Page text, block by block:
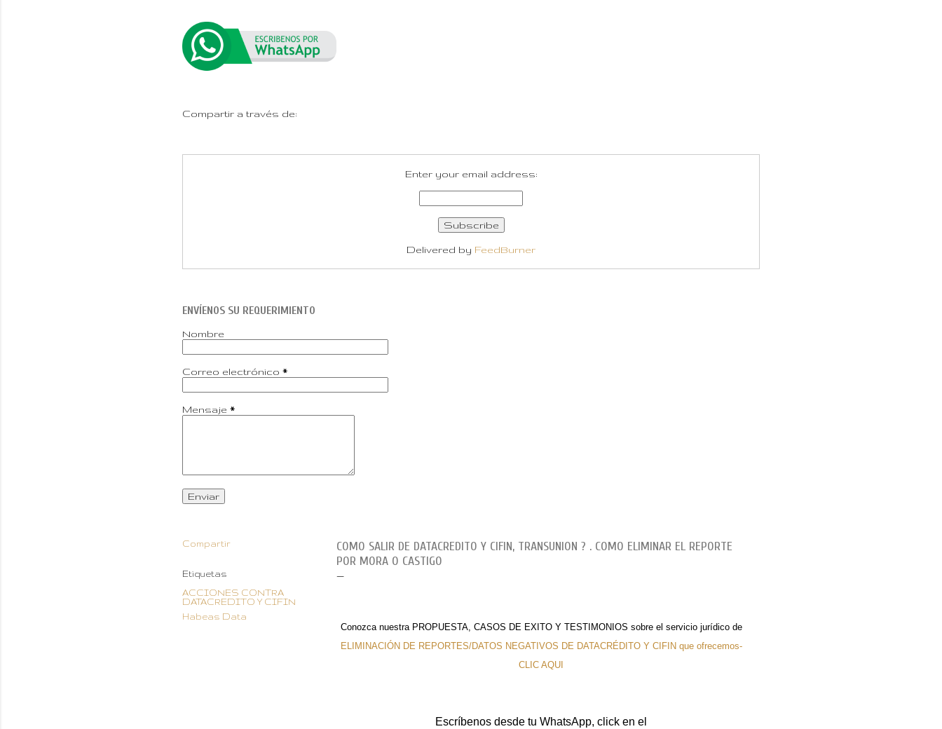
Compartir a través de:
Enter your email address:
Delivered by FeedBurner
ENVÍENOS SU REQUERIMIENTO
Nombre
Correo electrónico *
Mensaje *
Compartir
Etiquetas
ACCIONES CONTRA
DATACREDITO Y CIFIN
Habeas Data
COMO SALIR DE DATACREDITO Y CIFIN, TRANSUNION ? . COMO ELIMINAR EL REPORTE
POR MORA O CASTIGO
Conozca nuestra PROPUESTA, CASOS DE EXITO Y TESTIMONIOS sobre el servicio jurídico de
ELIMINACIÓN DE REPORTES/DATOS NEGATIVOS DE DATACRÉDITO Y CIFIN que ofrecemos-
CLIC AQUI
Escríbenos desde tu WhatsApp, click en el